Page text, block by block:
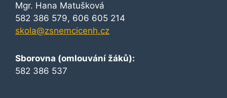
Mgr. Hana Matušková
582 386 579, 606 605 214
skola@zsnemcicenh.cz
Sborovna (omlouvání žáků):
582 386 537